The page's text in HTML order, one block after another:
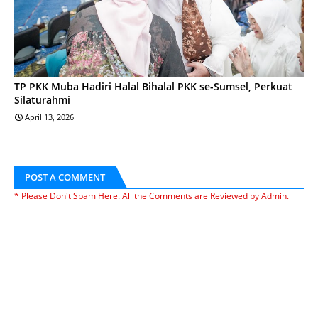
TP PKK Muba Hadiri Halal Bihalal PKK se-Sumsel, Perkuat
Silaturahmi
April 13, 2026
POST A COMMENT
* Please Don't Spam Here. All the Comments are Reviewed by Admin.